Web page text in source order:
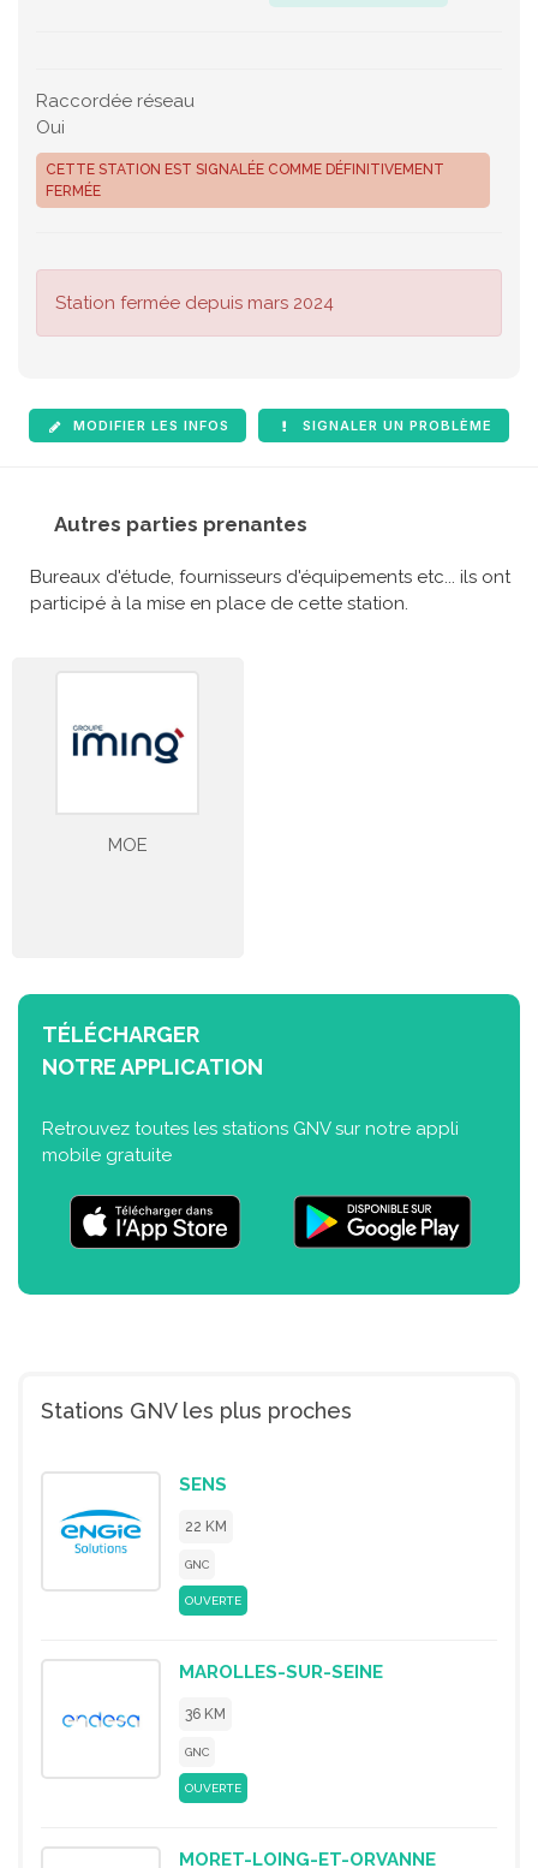
Raccordée réseau
Oui
CETTE STATION EST SIGNALÉE COMME DÉFINITIVEMENT
FERMÉE
Station fermée depuis mars 2024
MODIFIER LES INFOS SIGNALER UN PROBLÈME
Autres parties prenantes
Bureaux d'étude, fournisseurs d'équipements etc... ils ont
participé à la mise en place de cette station.
MOE
TÉLÉCHARGER
NOTRE APPLICATION
Retrouvez toutes les stations GNV sur notre appli
mobile gratuite
Stations GNV les plus proches
SENS
22 KM
GNC
OUVERTE
MAROLLES-SUR-SEINE
36 KM
GNC
OUVERTE
MORET-LOING-ET-ORVANNE